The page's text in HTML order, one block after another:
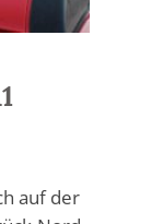
auf der